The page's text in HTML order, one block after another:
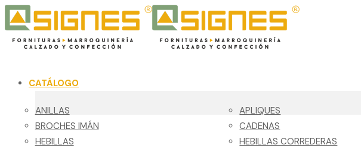
CATÁLOGO
ANILLAS APLIQUES
BROCHES IMÁN
CADENAS
HEBILLAS
HEBILLAS CORREDERAS